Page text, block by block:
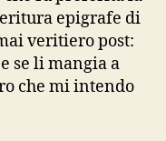
epigrafe di
veritiero post:
se li mangia a
che mi intendo